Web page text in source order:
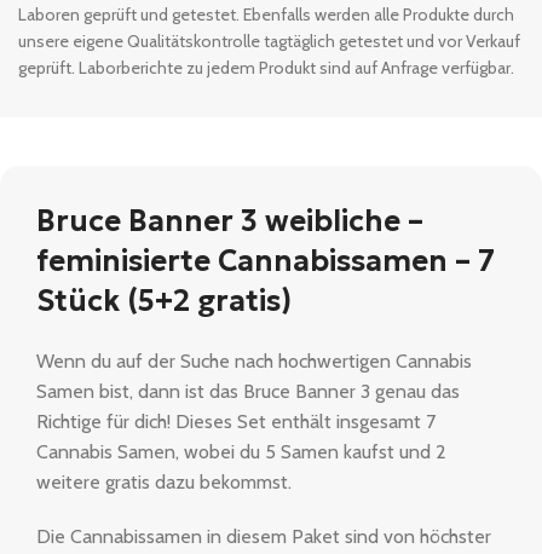
Laboren geprüft und getestet. Ebenfalls werden alle Produkte durch
unsere eigene Qualitätskontrolle tagtäglich getestet und vor Verkauf
geprüft. Laborberichte zu jedem Produkt sind auf Anfrage verfügbar.
Bruce Banner 3 weibliche –
feminisierte Cannabissamen – 7
Stück (5+2 gratis)
Wenn du auf der Suche nach hochwertigen Cannabis
Samen bist, dann ist das Bruce Banner 3 genau das
Richtige für dich! Dieses Set enthält insgesamt 7
Cannabis Samen, wobei du 5 Samen kaufst und 2
weitere gratis dazu bekommst.
Die Cannabissamen in diesem Paket sind von höchster